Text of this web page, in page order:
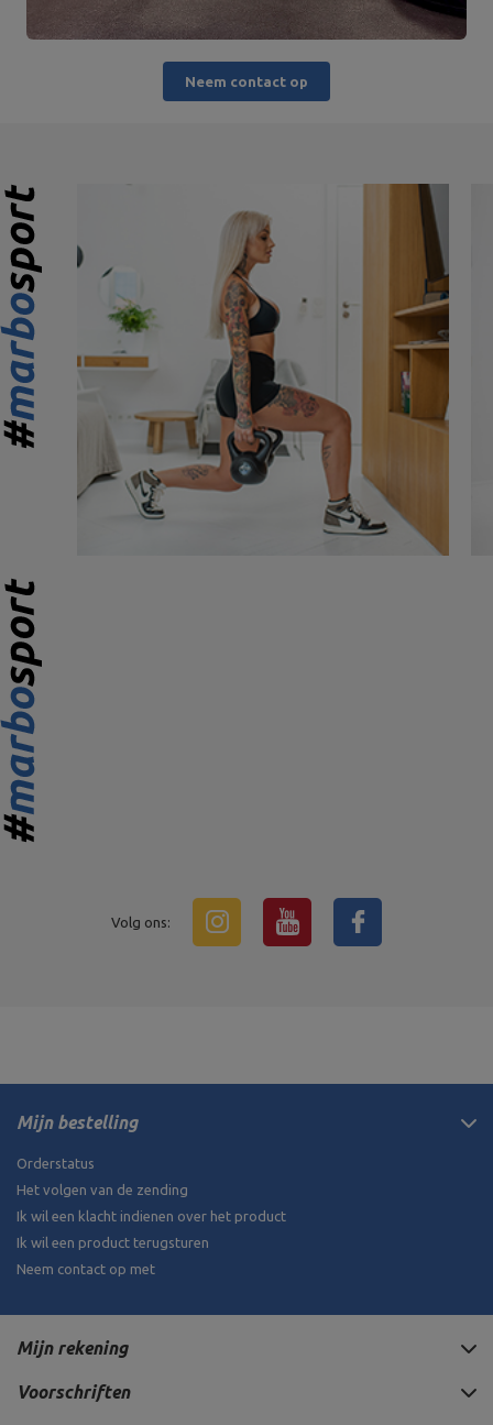
Neem contact op
Volg ons:
Mijn bestelling
Orderstatus
Het volgen van de zending
Ik wil een klacht indienen over het product
Ik wil een product terugsturen
Neem contact op met
Mijn rekening
Voorschriften